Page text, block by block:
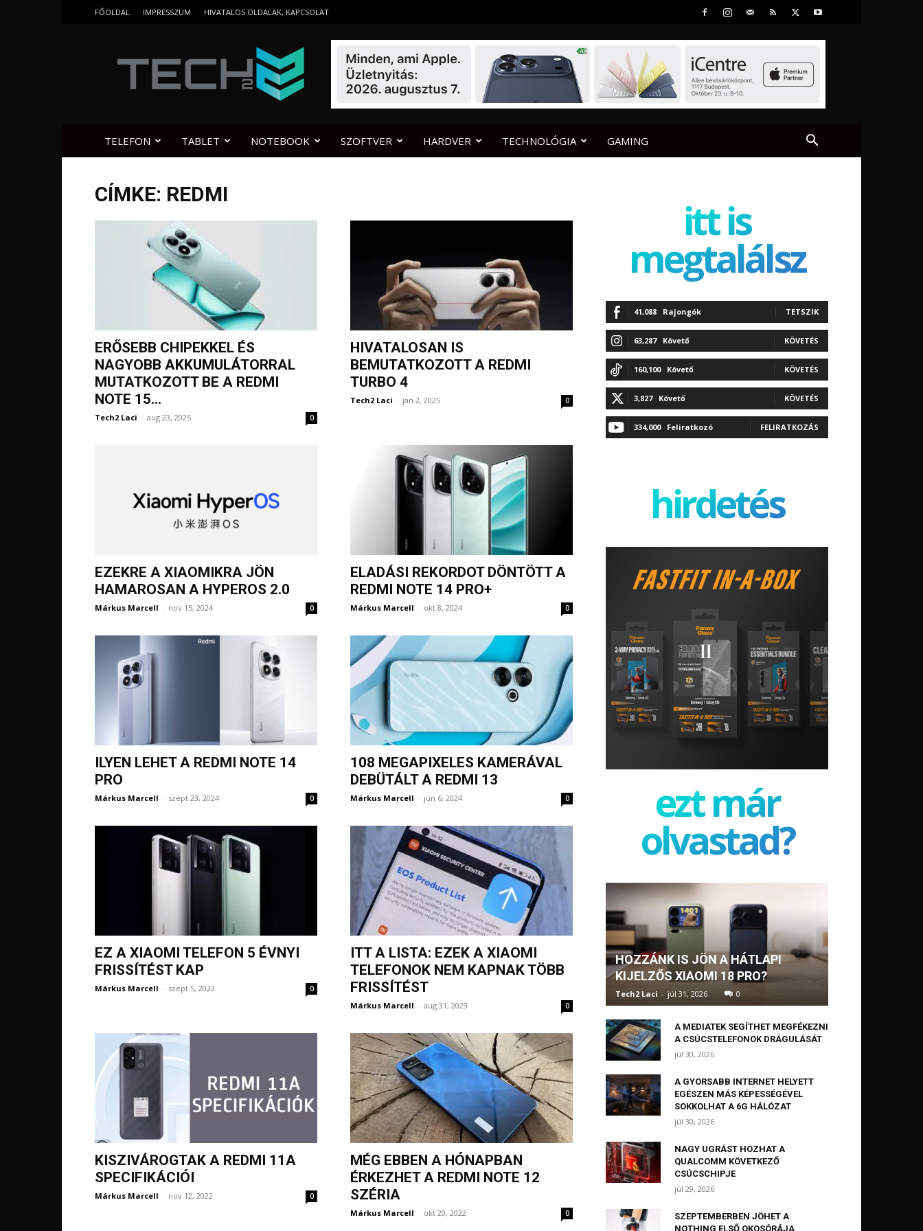
FŐOLDAL IMPRESSZUM HIVATALOS OLDALAK, KAPCSOLAT
TELEFON TABLET NOTEBOOK SZOFTVER HARDVER TECHNOLÓGIA GAMING
CÍMKE: REDMI
ERŐSEBB CHIPEKKEL ÉS
NAGYOBB AKKUMULÁTORRAL
MUTATKOZOTT BE A REDMI
NOTE 15...
Tech2 Laci - aug 23, 2025 0
HIVATALOSAN IS
BEMUTATKOZOTT A REDMI
TURBO 4
Tech2 Laci - jan 2, 2025 0
EZEKRE A XIAOMIKRA JÖN
HAMAROSAN A HYPEROS 2.0
Márkus Marcell - nov 15, 2024 0
ELADÁSI REKORDOT DÖNTÖTT A
REDMI NOTE 14 PRO+
Márkus Marcell - okt 8, 2024 0
ILYEN LEHET A REDMI NOTE 14
PRO
Márkus Marcell - szept 23, 2024 0
108 MEGAPIXELES KAMERÁVAL
DEBÜTÁLT A REDMI 13
Márkus Marcell - jún 6, 2024 0
EZ A XIAOMI TELEFON 5 ÉVNYI
FRISSÍTÉST KAP
Márkus Marcell - szept 5, 2023 0
ITT A LISTA: EZEK A XIAOMI
TELEFONOK NEM KAPNAK TÖBB
FRISSÍTÉST
Márkus Marcell - aug 31, 2023 0
KISZIVÁROGTAK A REDMI 11A
SPECIFIKÁCIÓI
Márkus Marcell - nov 12, 2022 0
MÉG EBBEN A HÓNAPBAN
ÉRKEZHET A REDMI NOTE 12
SZÉRIA
Márkus Marcell - okt 20, 2022 0
itt is
megtalálsz
41,088 Rajongók TETSZIK
63,287 Követő KÖVETÉS
160,100 Követő KÖVETÉS
3,827 Követő KÖVETÉS
334,000 Feliratkozó FELIRATKOZÁS
hirdetés
ezt már
olvastad?
HOZZÁNK IS JÖN A HÁTLAPI
KIJELZŐS XIAOMI 18 PRO?
Tech2 Laci - júl 31, 2026 0
A MEDIATEK SEGÍTHET MEGFÉKEZNI
A CSÚCSTELEFONOK DRÁGULÁSÁT
júl 30, 2026
A GYORSABB INTERNET HELYETT
EGÉSZEN MÁS KÉPESSÉGÉVEL
SOKKOLHAT A 6G HÁLÓZAT
júl 30, 2026
NAGY UGRÁST HOZHAT A
QUALCOMM KÖVETKEZŐ
CSÚCSCHIPJE
júl 29, 2026
SZEPTEMBERBEN JÖHET A
NOTHING ELSŐ OKOSÓRÁJA